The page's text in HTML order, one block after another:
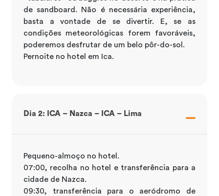
de sandboard. Não é necessária experiência,
basta a vontade de se divertir. E, se as
condições meteorológicas forem favoráveis,
poderemos desfrutar de um belo pôr-do-sol.
Pernoite no hotel em Ica.
Dia 2: ICA – Nazca – ICA – Lima
Pequeno-almoço no hotel.
07:00, recolha no hotel e transferência para a
cidade de Nazca.
09:30, transferência para o aeródromo de